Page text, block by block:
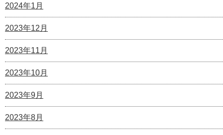
2024年1月
2023年12月
2023年11月
2023年10月
2023年9月
2023年8月